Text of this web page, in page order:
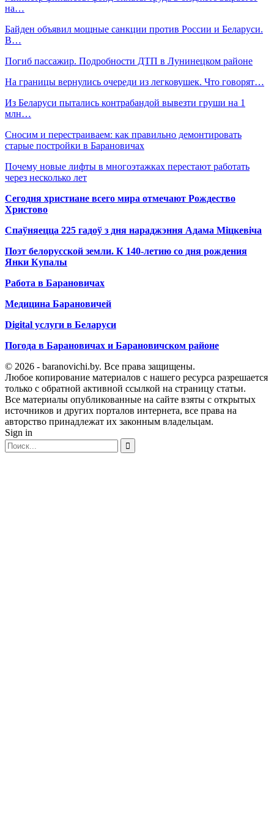
на…
Байден объявил мощные санкции против России и Беларуси.
В…
Погиб пассажир. Подробности ДТП в Лунинецком районе
На границы вернулись очереди из легковушек. Что говорят…
Из Беларуси пытались контрабандой вывезти груши на 1
млн…
Сносим и перестраиваем: как правильно демонтировать
старые постройки в Барановичах
Почему новые лифты в многоэтажках перестают работать
через несколько лет
Сегодня христиане всего мира отмечают Рождество
Христово
Спаўняецца 225 гадоў з дня нараджэння Адама Міцкевіча
Поэт белорусской земли. К 140-летию со дня рождения
Янки Купалы
Работа в Барановичах
Медицина Барановичей
Digital услуги в Беларуси
Погода в Барановичах и Барановичском районе
© 2026 - baranovichi.by. Все права защищены.
Любое копирование материалов с нашего ресурса разрешается
только с обратной активной ссылкой на страницу статьи.
Все материалы опубликованные на сайте взяты с открытых
источников и других порталов интернета, все права на
авторство принадлежат их законным владельцам.
Sign in